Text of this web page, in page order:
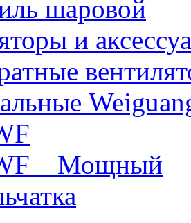
шаровой
и
_ Мощный